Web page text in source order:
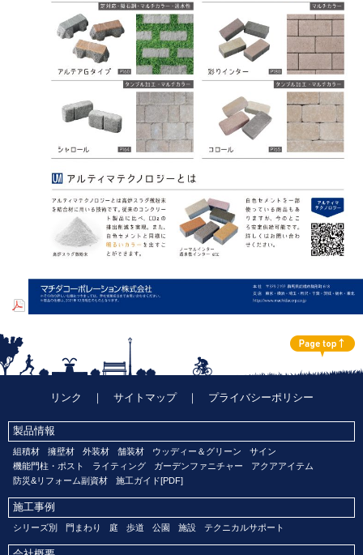
リンク ｜ サイトマップ｜ プライバシーポリシー
製品情報
組積材 擁壁材 外装材 舗装材 ウッディー＆グリーン
サイン
機能門柱・ポスト
ライティング ガーデンファニチャー
アクアアイテム
防災&リフォーム副資材
施工ガイド[PDF]
施工事例
シリーズ別 門まわり 庭 歩道 公園 施設 テクニカルサポート